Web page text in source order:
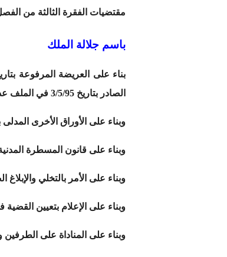
مقتضيات الفقرة الثالثة من الفصل 259 والفقرة الثانية من الفصل 577 من ق
باسم جلالة الملك
الصادر بتاريخ 3/5/95 في الملف عدد: 245/93/5.
وبناء على الأوراق الأخرى
وبناء على قانون المسطرة المدنية المؤرخ
وبناء على الأمر بالتخلي والإبلاغ الصادر
وبناء على الإعلام بتعيين القضية في
وبناء على المناداة على